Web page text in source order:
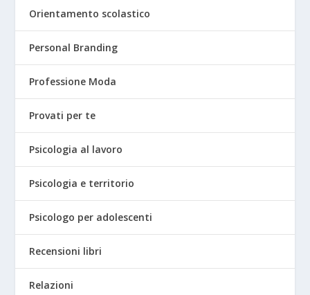
Orientamento scolastico
Personal Branding
Professione Moda
Provati per te
Psicologia al lavoro
Psicologia e territorio
Psicologo per adolescenti
Recensioni libri
Relazioni